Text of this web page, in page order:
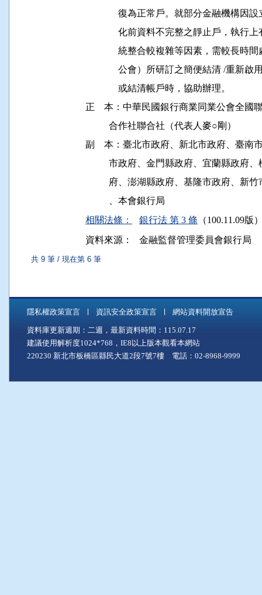
復為正常戶。就部分金融機構
化前資料不完整之靜止戶，執
統整合較複雜等因素，需較長
公會）所研訂之簡便結清 /重
              或結清帳戶時，協助辦理。
正    本：中華民國銀行商業同業公會全國
          合作社聯合社（代表人麥○剛）
副    本：臺北市政府、新北市政府、臺南
市政府、金門縣政府、宜蘭縣政
府、澎湖縣政府、基隆市政府、
相關法條：
銀行法 第 3 條 （100.11.09版
資料來源：
金融監督管理委員會銀行局
共 9 筆 / 現在第 6 筆
隱私權政策宣言 資訊安全政策宣言 網站資料開放宣告
資料庫更新週期：二週，最新資料時間：115.07.17
建議使用解析度1024*768，IE8以上版本觀看本網站
220230 新北市板橋區縣民大道2段7號7樓 電話：02-8968-9999